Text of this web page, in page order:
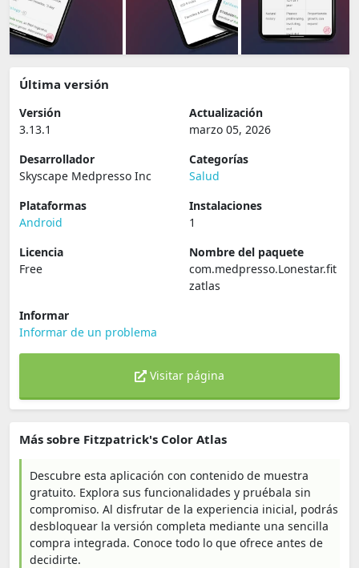
Última versión
Versión
3.13.1
Actualización
marzo 05, 2026
Desarrollador
Skyscape Medpresso Inc
Categorías
Salud
Plataformas
Android
Instalaciones
1
Licencia
Free
Nombre del paquete
com.medpresso.Lonestar.fit
zatlas
Informar
Informar de un problema
Visitar página
Más sobre Fitzpatrick's Color Atlas
Descubre esta aplicación con contenido de muestra
gratuito. Explora sus funcionalidades y pruébala sin
compromiso. Al disfrutar de la experiencia inicial, podrás
desbloquear la versión completa mediante una sencilla
compra integrada. Conoce todo lo que ofrece antes de
decidirte.